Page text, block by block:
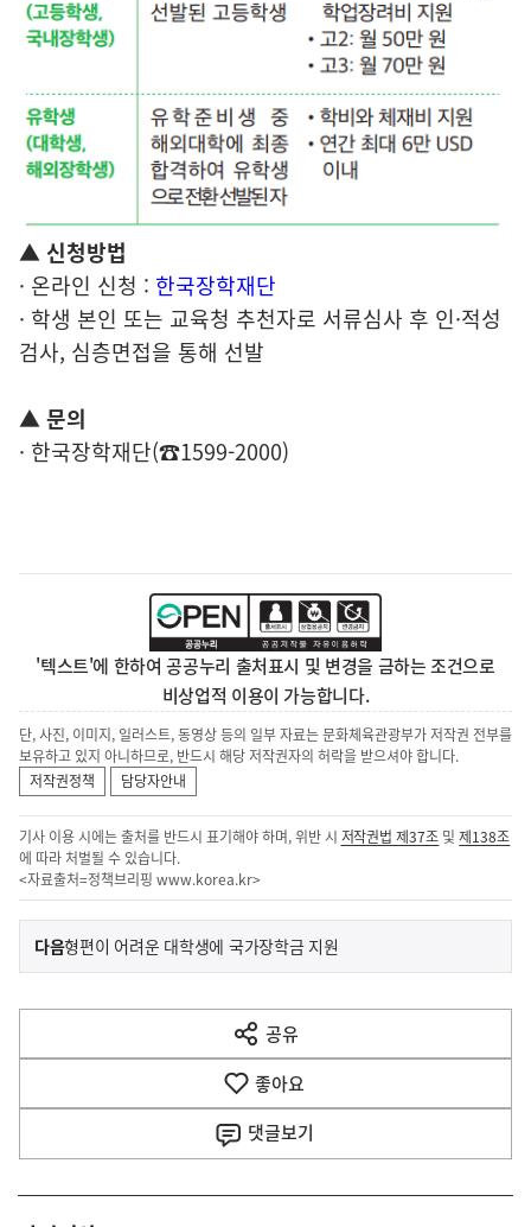
▲ 신청방법
· 온라인 신청 : 한국장학재단
· 학생 본인 또는 교육청 추천자로 서류심사 후 인·적성
검사, 심층면접을 통해 선발
▲ 문의
· 한국장학재단(☎1599-2000)
'텍스트'에 한하여 공공누리 출처표시 및 변경을 금하는 조건으로
비상업적 이용이 가능합니다.
단, 사진, 이미지, 일러스트, 동영상 등의 일부 자료는 문화체육관광부가 저작권 전부를
보유하고 있지 아니하므로, 반드시 해당 저작권자의 허락을 받으셔야 합니다.
저작권정책
담당자안내
기사 이용 시에는 출처를 반드시 표기해야 하며, 위반 시 저작권법 제37조 및제138조
에 따라 처벌될 수 있습니다.
<자료출처=정책브리핑 www.korea.kr>
이
전
다
음
다음기
형편이 어려운 대학생에 국가장학금 지원
공유
열
기
좋아요
댓글보기